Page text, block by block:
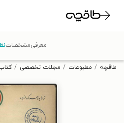
تخفیف از طاقچه
طاقچه مطبوعات مجلات تخصصی
معرفیمشخصات